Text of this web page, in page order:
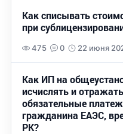
Как списывать
при
475 0 22 июня
Как ИП на
исчислять и
обязательные
гражданина ЕАЭС,
РК?